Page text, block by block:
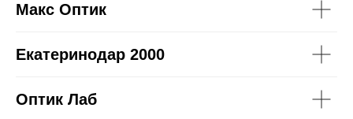
Макс Оптик
Екатеринодар 2000
Оптик Лаб